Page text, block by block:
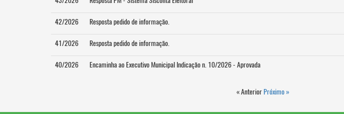
42/2026 Resposta pedido de informação.
41/2026 Resposta pedido de informação.
40/2026 Encaminha ao Executivo Municipal Indicação n. 10/2026 - Aprovada
« Anterior Próximo »